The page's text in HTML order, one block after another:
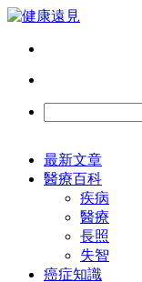
最新文章
醫療百科
疾病
醫療
長照
失智
癌症知識